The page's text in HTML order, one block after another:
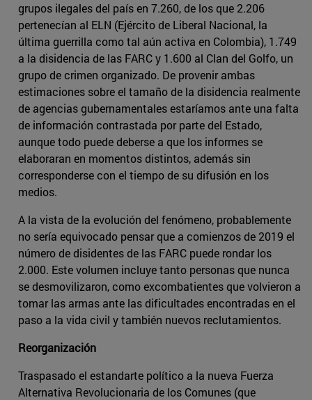
grupos ilegales del país en 7.260, de los que 2.206
pertenecían al ELN (Ejército de Liberal Nacional, la
última guerrilla como tal aún activa en Colombia), 1.749
a la disidencia de las FARC y 1.600 al Clan del Golfo, un
grupo de crimen organizado. De provenir ambas
estimaciones sobre el tamaño de la disidencia realmente
de agencias gubernamentales estaríamos ante una falta
de información contrastada por parte del Estado,
aunque todo puede deberse a que los informes se
elaboraran en momentos distintos, además sin
corresponderse con el tiempo de su difusión en los
medios.
A la vista de la evolución del fenómeno, probablemente
no sería equivocado pensar que a comienzos de 2019 el
número de disidentes de las FARC puede rondar los
2.000. Este volumen incluye tanto personas que nunca
se desmovilizaron, como excombatientes que volvieron a
tomar las armas ante las dificultades encontradas en el
paso a la vida civil y también nuevos reclutamientos.
Reorganización
Traspasado el estandarte político a la nueva Fuerza
Alternativa Revolucionaria de los Comunes (que